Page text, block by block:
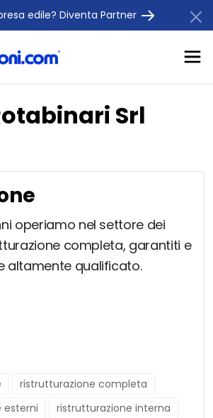
edile? Diventa Partner
Srl
operiamo nel settore dei
completa, garantiti e
altamente qualificato.
ristrutturazione completa
esterni
ristrutturazione interna